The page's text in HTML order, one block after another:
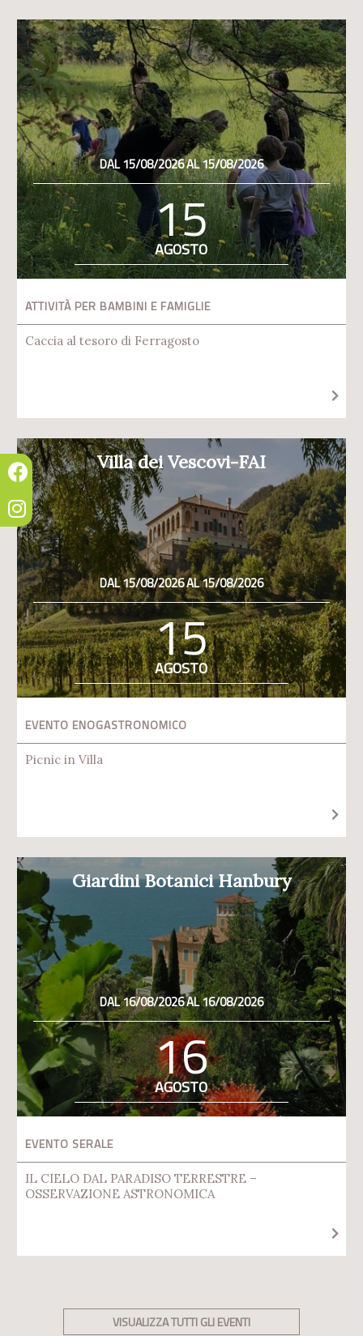
DAL 15/08/2026 AL 15/08/2026
15
AGOSTO
ATTIVITÀ PER BAMBINI E FAMIGLIE
Caccia al tesoro di Ferragosto
Villa dei Vescovi-FAI
DAL 15/08/2026 AL 15/08/2026
15
AGOSTO
EVENTO ENOGASTRONOMICO
Picnic in Villa
Giardini Botanici Hanbury
DAL 16/08/2026 AL 16/08/2026
16
AGOSTO
EVENTO SERALE
IL CIELO DAL PARADISO TERRESTRE –
OSSERVAZIONE ASTRONOMICA
VISUALIZZA TUTTI GLI EVENTI